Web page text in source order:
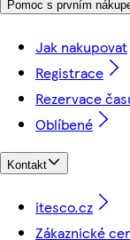
Pomoc s prvním
Jak nakupovat
Registrace
Rezervace
Oblíbené
Kontakt
itesco.cz
Zákaznické